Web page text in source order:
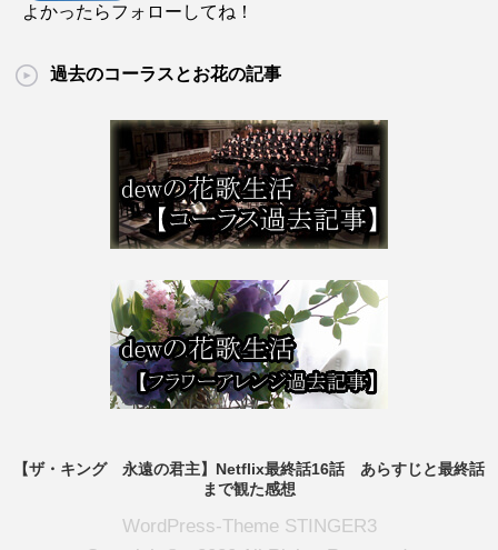
よかったらフォローしてね！
過去のコーラスとお花の記事
【ザ・キング 永遠の君主】Netflix最終話16話 あらすじと最終話
まで観た感想
WordPress-Theme STINGER3